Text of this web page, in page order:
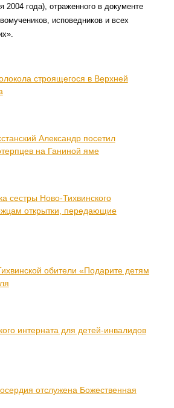
года), отраженного в документе
исповедников и всех
строящегося в Верхней
Александр посетил
на Ганиной яме
сестры Ново-Тихвинского
открытки, передающие
обители «Подарите детям
интерната для детей-инвалидов
отслужена Божественная